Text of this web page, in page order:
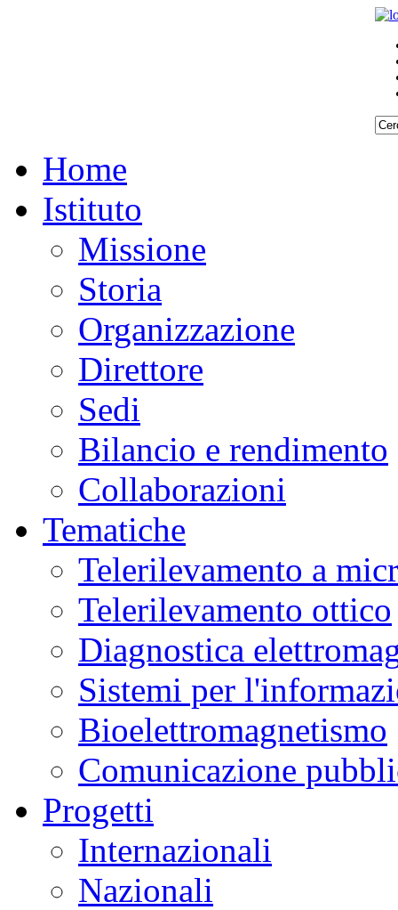
Home
Istituto
Missione
Storia
Organizzazione
Direttore
Sedi
Bilancio e rendimento
Collaborazioni
Tematiche
Telerilevamento a
Telerilevamento ottico
Diagnostica
Sistemi per
Bioelettromagnetismo
Comunicazione
Progetti
Internazionali
Nazionali